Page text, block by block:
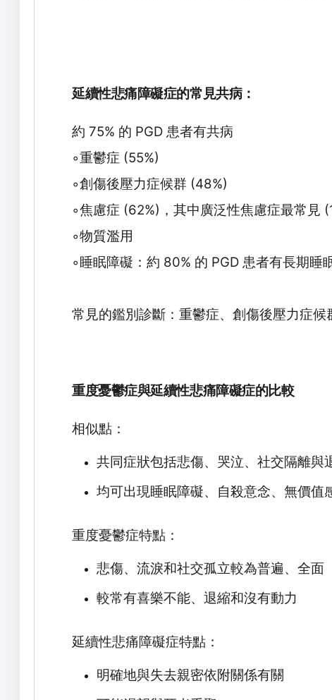
延續性悲痛障礙症的常見共病：
約 75% 的 PGD 患者有共病
◦重鬱症 (55%)
◦創傷後壓力症候群 (48%)
◦焦慮症 (62%) ，其中廣泛性焦慮症最常見
◦物質濫用
◦睡眠障礙：約 80% 的 PGD 患者有長期睡
常見的鑑別診斷：重鬱症、創傷後壓力症候
重度憂鬱症與延續性悲痛障礙症的比較
相似點：
共同症狀包括悲傷、哭泣、社交隔離與
均可出現睡眠障礙、自殺意念、無價值
重度憂鬱症特點：
悲傷、流淚和社交孤立較為普遍、全面
較常有喜樂不能、退縮和沒有動力
延續性悲痛障礙症特點：
明確地與失去親密依附關係有關